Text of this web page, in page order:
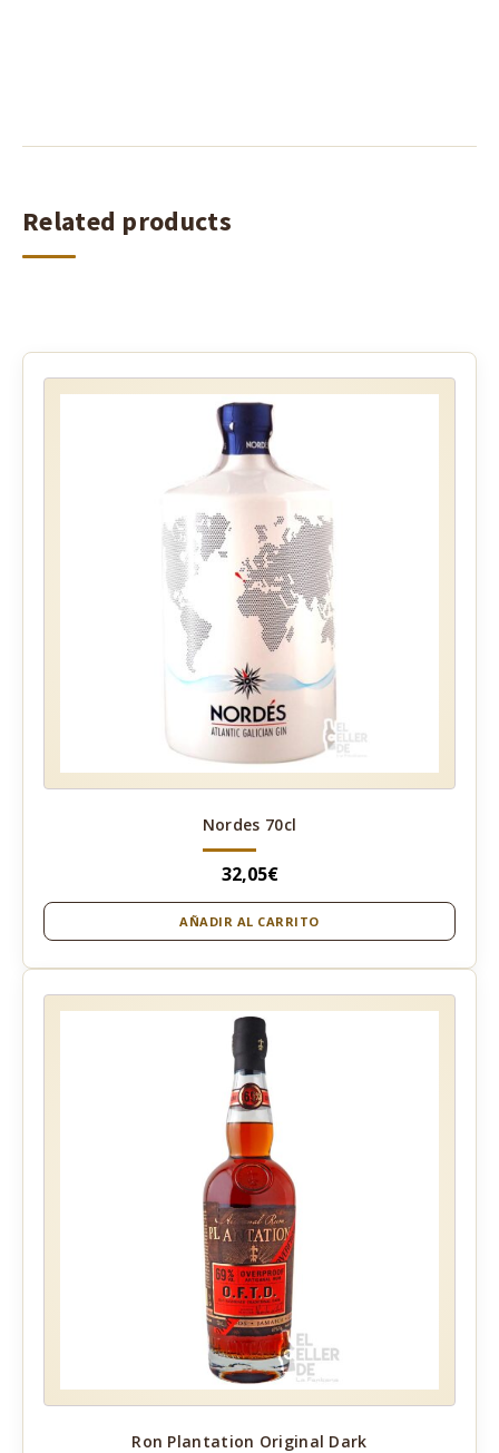
Related products
Nordes 70cl
32,05€
AÑADIR AL CARRITO
Ron Plantation Original Dark